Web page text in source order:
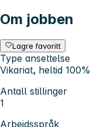
Om jobben
Lagre favoritt
Type ansettelse
Vikariat, heltid 100%
Antall stillinger
1
Arbeidsspråk